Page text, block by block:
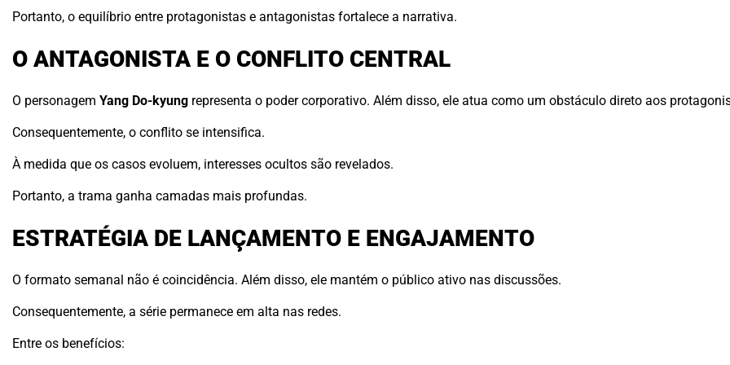
Portanto, o equilíbrio entre protagonistas e antagonistas fortalece a narrativa.
O ANTAGONISTA E O CONFLITO CENTRAL
O personagem Yang Do-kyung representa o poder corporativo. Além disso, ele atua como um obstáculo direto aos
Consequentemente, o conflito se intensifica.
À medida que os casos evoluem, interesses ocultos são revelados.
Portanto, a trama ganha camadas mais profundas.
ESTRATÉGIA DE LANÇAMENTO E ENGAJAMENTO
O formato semanal não é coincidência. Além disso, ele mantém o público ativo nas discussões.
Consequentemente, a série permanece em alta nas redes.
Entre os benefícios: